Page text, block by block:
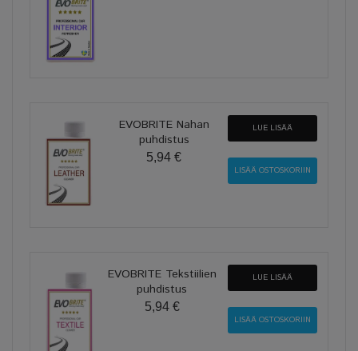
EVOBRITE Nahan
puhdistus
5,94 €
LUE LISÄÄ
EVOBRITE Tekstiilien
puhdistus
5,94 €
LUE LISÄÄ